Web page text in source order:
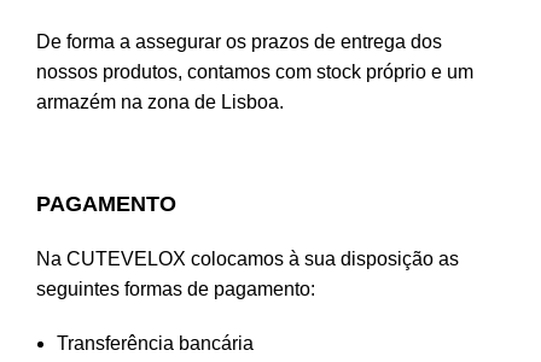
De forma a assegurar os prazos de entrega dos
nossos produtos, contamos com stock próprio e um
armazém na zona de Lisboa.
PAGAMENTO
Na CUTEVELOX colocamos à sua disposição as
seguintes formas de pagamento:
Transferência bancária